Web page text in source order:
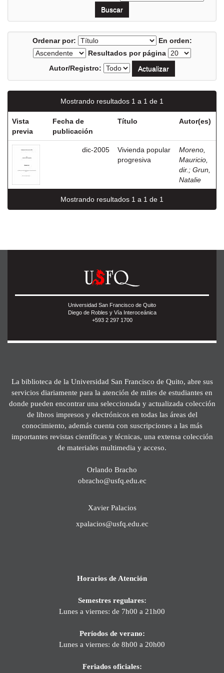
Ordenar por:
En orden:
Resultados por página
Autor/Registro:
Mostrando resultados 1 a 1 de 1
Vista
previa
Fecha de
publicación
Título Autor(es)
dic-2005
Vivienda popular
progresiva
Moreno,
Mauricio,
dir. ; Grun,
Natalie
Mostrando resultados 1 a 1 de 1
Universidad San Francisco de Quito
Diego de Robles y Vía Interoceánica
+593 2 297 1700
La biblioteca de la Universidad San Francisco de Quito, abre sus
servicios diariamente para la atención de miles de estudiantes en
donde pueden encontrar una seleccionada y actualizada colección
de libros impresos y electrónicos en todas las áreas del
conocimiento, además cuenta con suscripciones a las más
importantes revistas científicas y técnicas, una extensa colección
de materiales multimedia y acceso.
Orlando Bracho
obracho@usfq.edu.ec
Xavier Palacios
xpalacios@usfq.edu.ec
Horarios de Atención
Semestres regulares:
Lunes a viernes: de 7h00 a 21h00
Períodos de verano:
Lunes a viernes: de 8h00 a 20h00
Feriados oficiales: